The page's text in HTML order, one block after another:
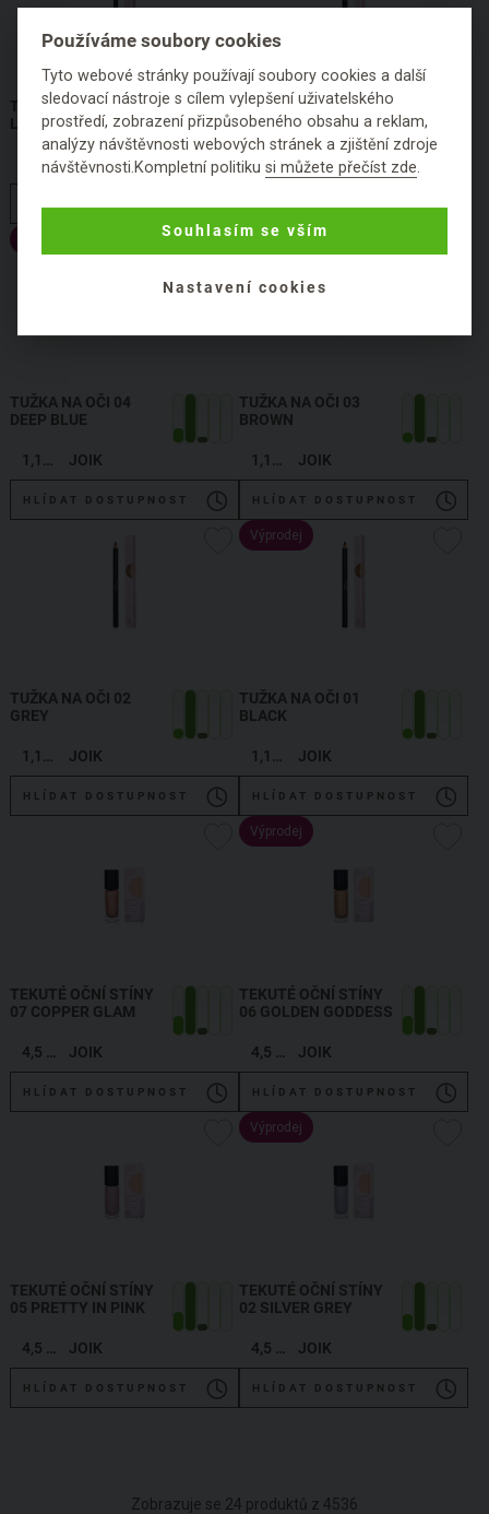
TUŽKA NA OBOČÍ 01
LIGHT BROWN
1,19 g JOIK
TUŽKA NA OČI 05
DARK GREEN
1,19 g JOIK
TUŽKA NA OČI 04
DEEP BLUE
JOIK
HLÍDAT DOSTUPNOST
TUŽKA NA OČI 03
BROWN
JOIK
HLÍDAT DOSTUPNOST
TUŽKA NA OČI 02
GREY
JOIK
HLÍDAT DOSTUPNOST
Výprodej
TUŽKA NA OČI 01
BLACK
JOIK
HLÍDAT DOSTUPNOST
TEKUTÉ OČNÍ STÍNY
07 COPPER GLAM
JOIK
HLÍDAT DOSTUPNOST
Výprodej
TEKUTÉ OČNÍ STÍNY
06 GOLDEN GODDESS
JOIK
HLÍDAT DOSTUPNOST
TEKUTÉ OČNÍ STÍNY
05 PRETTY IN PINK
JOIK
HLÍDAT DOSTUPNOST
Výprodej
TEKUTÉ OČNÍ STÍNY
02 SILVER GREY
JOIK
HLÍDAT DOSTUPNOST
Zobrazuje se 24 produktů z 4536
Používáme soubory cookies
Tyto webové stránky používají soubory cookies a další
sledovací nástroje s cílem vylepšení uživatelského
prostředí, zobrazení přizpůsobeného obsahu a reklam,
analýzy návštěvnosti webových stránek a zjištění zdroje
návštěvnosti.Kompletní politikusi můžete přečíst zde.
Souhlasím se vším
Nastavení cookies